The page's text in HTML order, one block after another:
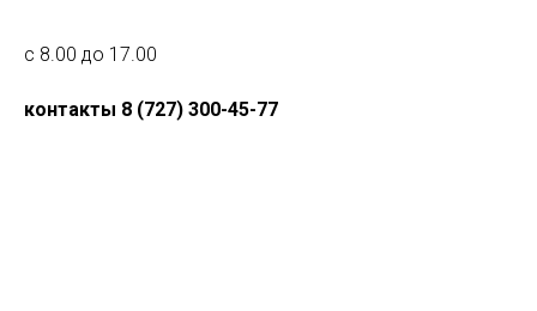
с 8.00 до 17.00
контакты 8 (727) 300-45-77